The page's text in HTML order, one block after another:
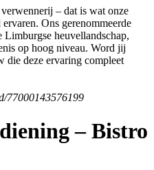
– dat is wat onze
Ons gerenommeerde
Limburgse heuvellandschap,
op hoog niveau. Word jij
die deze ervaring compleet
– Bistro